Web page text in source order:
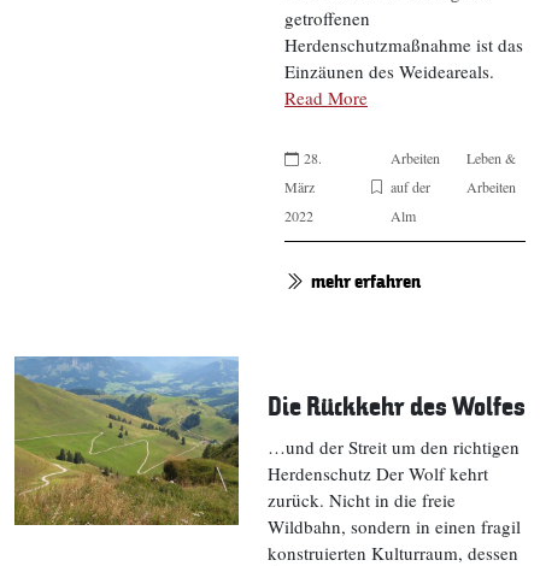
getroffenen
Herdenschutzmaßnahme ist das
Einzäunen des Weideareals.
Read More
28.
März
2022
Arbeiten
auf der
Alm
Leben &
Arbeiten
mehr erfahren
Die Rückkehr des Wolfes
…und der Streit um den richtigen
Herdenschutz Der Wolf kehrt
zurück. Nicht in die freie
Wildbahn, sondern in einen fragil
konstruierten Kulturraum, dessen